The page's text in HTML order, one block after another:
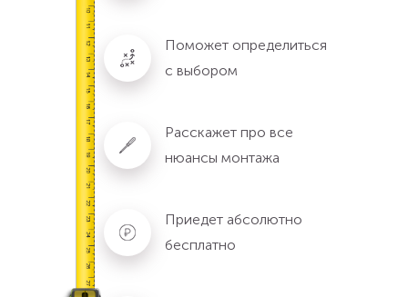
Поможет определиться
с выбором
Расскажет про все
нюансы монтажа
Приедет абсолютно
бесплатно